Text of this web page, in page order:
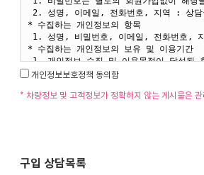
개인정보보호정책 동의함
* 차량정보 및 고객정보가 정확하지 않는 게시물은
구입 상담목록